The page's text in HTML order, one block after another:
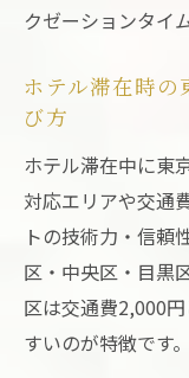
クゼーションタイ
ホテル滞在時の
び方
ホテル滞在中に東
対応エリアや交通
トの技術力・信頼
区・中央区・目黒
区は交通費2,000
すいのが特徴です。